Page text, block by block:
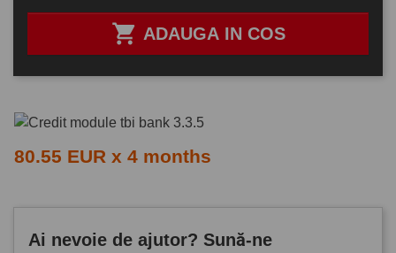
 ADAUGA IN COS
80.55 EUR x 4 months
Ai nevoie de ajutor? Sună-ne